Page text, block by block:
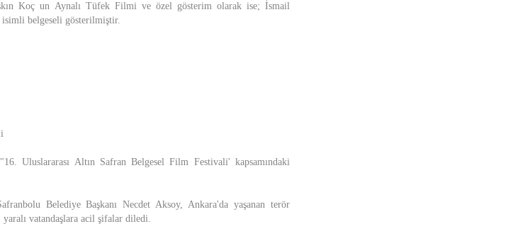
Koç un Aynalı Tüfek Filmi ve özel gösterim olarak ise; İsmail
isimli belgeseli gösterilmiştir.
Uluslararası Altın Safran Belgesel Film Festivali' kapsamındaki
Belediye Başkanı Necdet Aksoy, Ankara'da yaşanan terör
yaralı vatandaşlara acil şifalar diledi.